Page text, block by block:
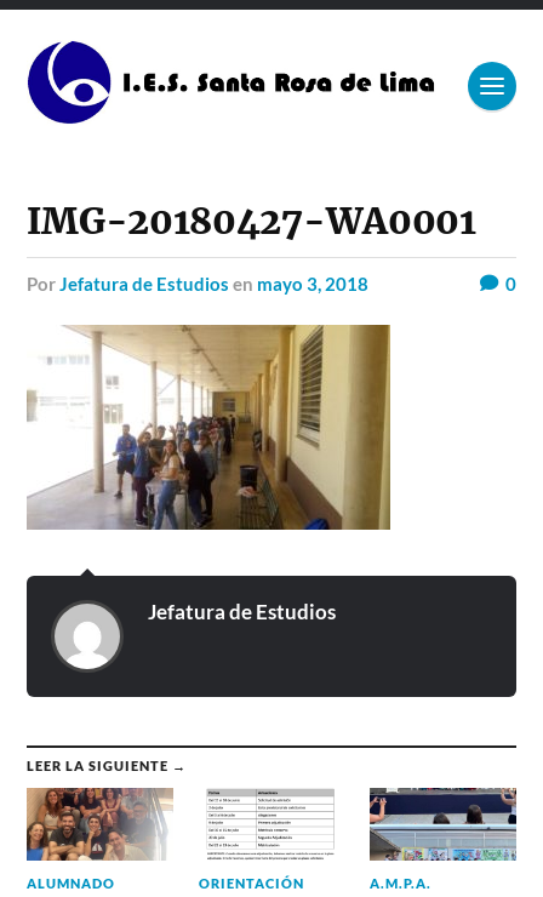
IMG-20180427-WA0001
porJefatura de Estudios en mayo 3, 2018 0
Jefatura de Estudios
LEER LA SIGUIENTE →
ALUMNADO ORIENTACIÓN A.M.P.A.